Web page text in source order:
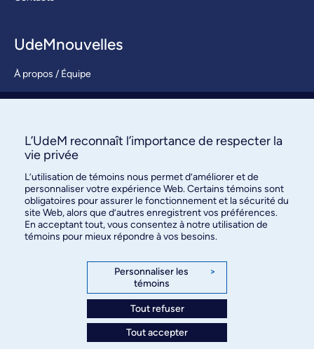
UdeMnouvelles
À propos / Équipe
S’abonner
des relations publiques
3744, rue Jean-Brillant, bureau 490
Montréal (Québec) H3T 1P1
L’UdeM reconnaît l’importance de respecter la
vie privée
L’utilisation de témoins nous permet d’améliorer et de
personnaliser votre expérience Web. Certains témoins sont
obligatoires pour assurer le fonctionnement et la sécurité du
site Web, alors que d’autres enregistrent vos préférences.
En acceptant tout, vous consentez à notre utilisation de
témoins pour mieux répondre à vos besoins.
Personnaliser les
témoins
>
Tout refuser
Tout accepter